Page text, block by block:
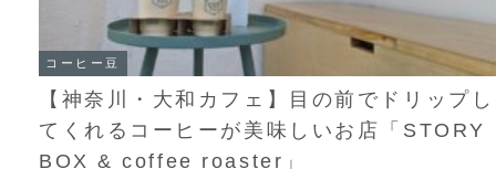
コーヒー豆
【神奈川・大和カフェ】目の前でドリップし
てくれるコーヒーが美味しいお店「STORY
BOX & coffee roaster」